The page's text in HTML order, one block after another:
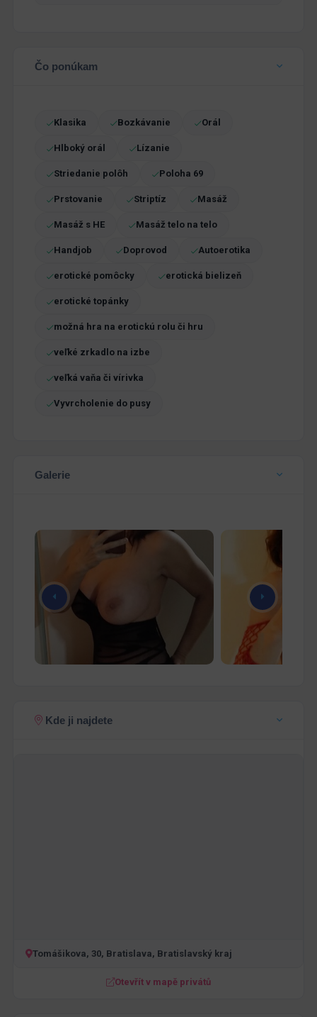
Čo ponúkam
Klasika Bozkávanie Orál
Hlboký orál Lízanie
Striedanie polôh Poloha 69
Prstovanie Striptíz Masáž
Masáž s HE Masáž telo na telo
Handjob Doprovod Autoerotika
erotické pomôcky erotická bielizeň
erotické topánky
možná hra na erotickú rolu či hru
veľké zrkadlo na izbe
veľká vaňa či vírivka
Vyvrcholenie do pusy
Galerie
Kde ji najdete
Tomášikova, 30, Bratislava, Bratislavský kraj
Otevřít v mapě privátů